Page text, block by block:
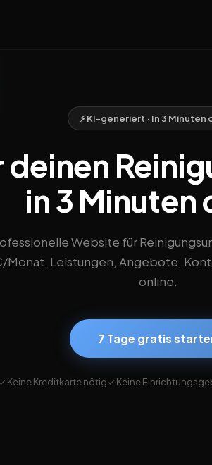
⚡ KI-generiert · In 3 Minuten
in 3 Minuten
Website für
Monat. Leistungen, Angebote,
online.
7 Tage gratis
Keine Kreditkarte nötig✓ Keine